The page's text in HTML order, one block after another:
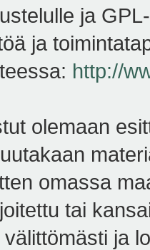
ja
ja
http://
olemaan
omassa
tai
välittömästi ja